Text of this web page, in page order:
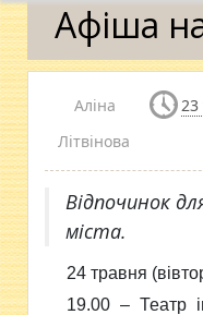
Афіша
Аліна
Літвінова
23
Відпочинок
міста.
24 травня
19.00 – Театр